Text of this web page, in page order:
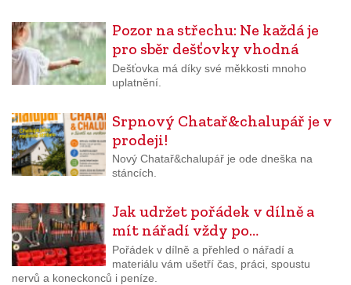
Pozor na střechu: Ne každá je
pro sběr dešťovky vhodná
Dešťovka má díky své měkkosti mnoho
uplatnění.
Srpnový Chatař&chalupář je v
prodeji!
Nový Chatař&chalupář je ode dneška na
stáncích.
Jak udržet pořádek v dílně a
mít nářadí vždy po…
Pořádek v dílně a přehled o nářadí a
materiálu vám ušetří čas, práci, spoustu
nervů a koneckonců i peníze.